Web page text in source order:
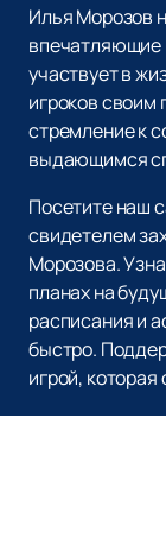
Илья Морозов
впечатляющие
участвует в
игроков своим
стремление к
выдающимся
Посетите наш
свидетелем
Морозова.
планах на
расписания и
быстро.
игрой,